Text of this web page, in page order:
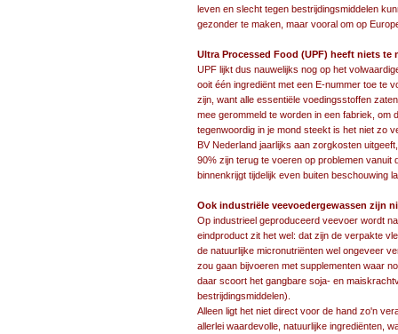
leven en slecht tegen bestrijdingsmiddelen
gezonder te maken, maar vooral om op
Ultra Processed Food (UPF) heeft niets te
UPF lijkt dus nauwelijks nog op het
ooit één ingrediënt met een E-nummer toe te
zijn, want alle essentiële voedingsstoffen
mee gerommeld te worden in een fabriek, om
tegenwoordig in je mond steekt is het niet zo
BV Nederland jaarlijks aan zorgkosten
90% zijn terug te voeren op problemen vanuit
binnenkrijgt tijdelijk even buiten beschouwing
Ook industriële veevoedergewassen zijn
Op industrieel geproduceerd veevoer wordt
eindproduct zit het wel: dat zijn de verpakte
de natuurlijke micronutriënten wel ongeveer
zou gaan bijvoeren met supplementen waar
daar scoort het gangbare soja- en
bestrijdingsmiddelen).
Alleen ligt het niet direct voor de hand zo'n
allerlei waardevolle, natuurlijke ingrediënten,